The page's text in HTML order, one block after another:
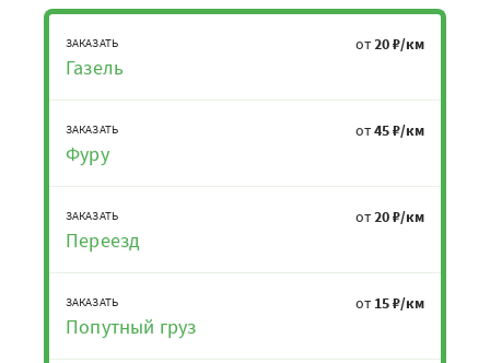
ЗАКАЗАТЬ
Газель
от20 ₽/км
ЗАКАЗАТЬ
Фуру
от45 ₽/км
ЗАКАЗАТЬ
Переезд
от20 ₽/км
ЗАКАЗАТЬ
Попутный груз
от 15 ₽/км